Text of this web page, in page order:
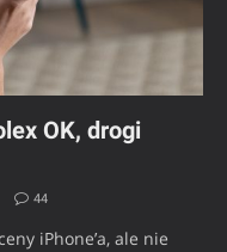
OK, drogi
44
iPhone’a, ale nie